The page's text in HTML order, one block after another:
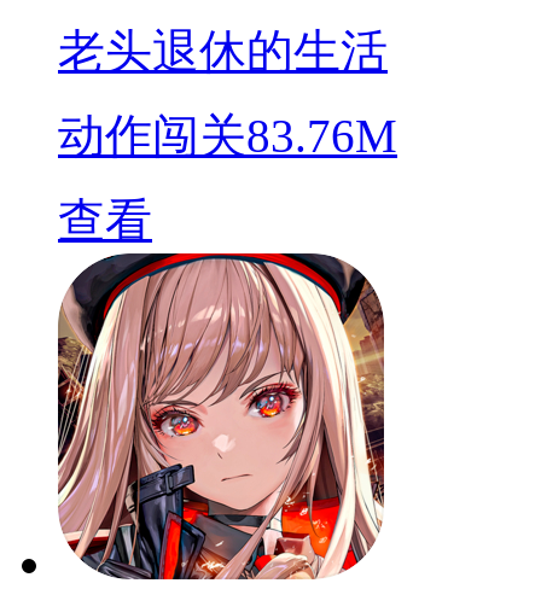
老头退休的生活
动作闯关83.76M
查看